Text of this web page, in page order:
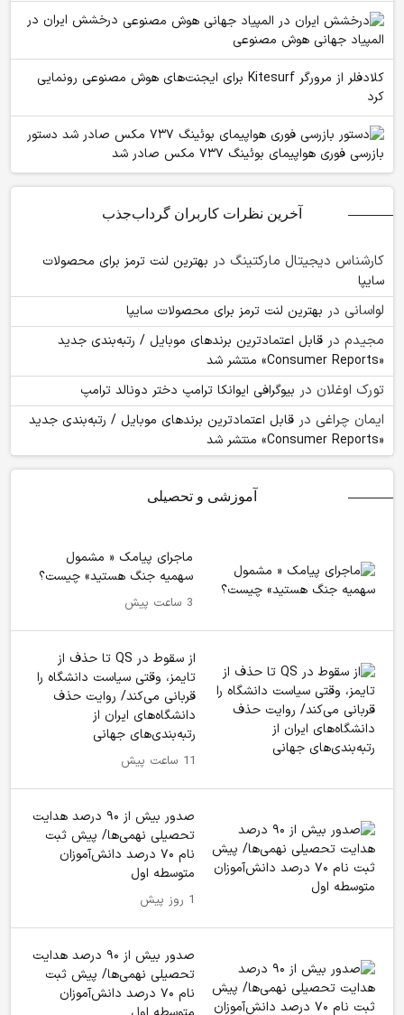
درخشش ایران در
المپیاد جهانی هوش مصنوعی
کلادفلر از مرورگر Kitesurf برای ایجنت‌های هوش مصنوعی رونمایی
کرد
دستور
بازرسی فوری هواپیمای بوئینگ ۷۳۷ مکس صادر شد
آخرین نظرات کاربران گرداب‌جذب
کارشناس دیجیتال مارکتینگ در بهترین لنت ترمز برای محصولات
سایپا
لواسانی در بهترین لنت ترمز برای محصولات سایپا
مجیدم در قابل اعتمادترین برندهای موبایل / رتبه‌بندی جدید
«Consumer Reports» منتشر شد
تورک اوغلان در بیوگرافی ایوانکا ترامپ دختر دونالد ترامپ
ایمان چراغی در قابل اعتمادترین برندهای موبایل / رتبه‌بندی جدید
«Consumer Reports» منتشر شد
آموزشی و تحصیلی
ماجرای پیامک « مشمول
سهمیه جنگ هستید» چیست؟
3 ساعت پیش
از سقوط در QS تا حذف از
تایمز، وقتی سیاست دانشگاه را
قربانی می‌کند/ روایت حذف
دانشگاه‌های ایران از
رتبه‌بندی‌های جهانی
11 ساعت پیش
صدور بیش از ۹۰ درصد هدایت
تحصیلی نهمی‌ها/ پیش ثبت
نام ۷۰ درصد دانش‌آموزان
متوسطه اول
1 روز پیش
صدور بیش از ۹۰ درصد هدایت
تحصیلی نهمی‌ها/ پیش ثبت
نام ۷۰ درصد دانش‌آموزان